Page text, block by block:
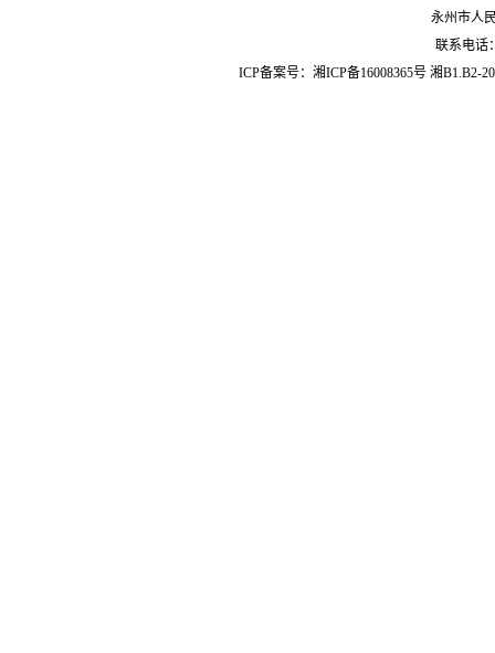
永州市人
联系电话
ICP备案号： 湘ICP备16008365号 湘B1.B2-